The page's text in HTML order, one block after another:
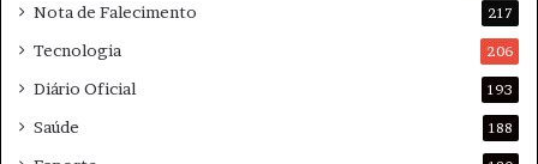
Nota de Falecimento 217
Tecnologia 206
Diário Oficial 193
Saúde 188